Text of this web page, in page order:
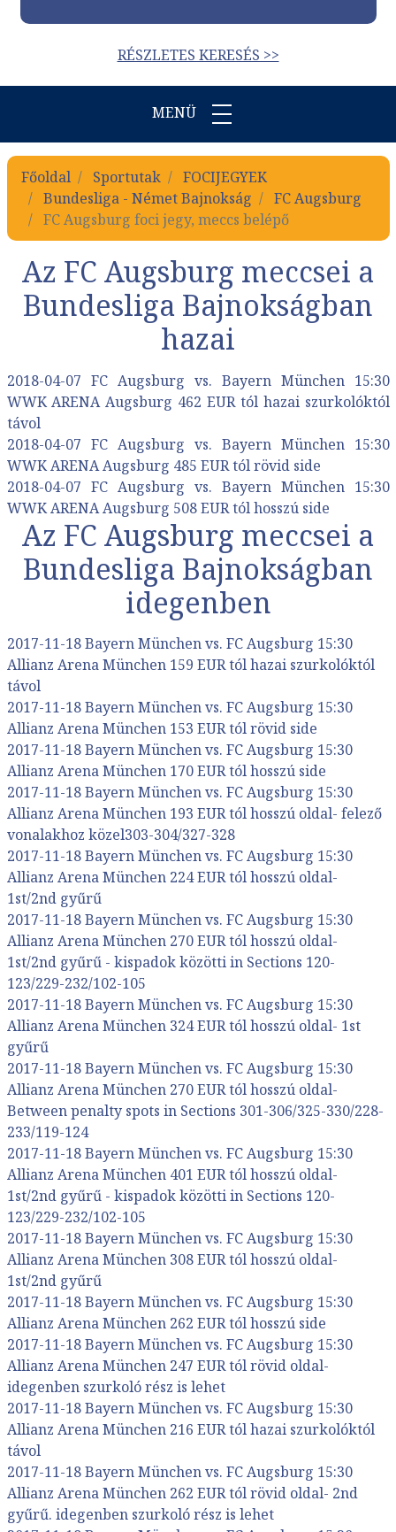
RÉSZLETES KERESÉS >>
MENÜ
Főoldal Sportutak
FOCIJEGYEK
Bundesliga - Német Bajnokság
FC Augsburg
FC Augsburg foci jegy, meccs belépő
Az FC Augsburg meccsei a
Bundesliga Bajnokságban
hazai
2018-04-07 FC Augsburg vs. Bayern München 15:30
WWK ARENA Augsburg 462 EUR tól hazai szurkolóktól
távol
2018-04-07 FC Augsburg vs. Bayern München 15:30
WWK ARENA Augsburg 485 EUR tól rövid side
2018-04-07 FC Augsburg vs. Bayern München 15:30
WWK ARENA Augsburg 508 EUR tól hosszú side
Az FC Augsburg meccsei a
Bundesliga Bajnokságban
idegenben
2017-11-18 Bayern München vs. FC Augsburg 15:30
Allianz Arena München 159 EUR tól hazai szurkolóktól
távol
2017-11-18 Bayern München vs. FC Augsburg 15:30
Allianz Arena München 153 EUR tól rövid side
2017-11-18 Bayern München vs. FC Augsburg 15:30
Allianz Arena München 170 EUR tól hosszú side
2017-11-18 Bayern München vs. FC Augsburg 15:30
Allianz Arena München 193 EUR tól hosszú oldal- felező
vonalakhoz közel303-304/327-328
2017-11-18 Bayern München vs. FC Augsburg 15:30
Allianz Arena München 224 EUR tól hosszú oldal-
1st/2nd gyűrű
2017-11-18 Bayern München vs. FC Augsburg 15:30
Allianz Arena München 270 EUR tól hosszú oldal-
1st/2nd gyűrű - kispadok közötti in Sections 120-
123/229-232/102-105
2017-11-18 Bayern München vs. FC Augsburg 15:30
Allianz Arena München 324 EUR tól hosszú oldal- 1st
gyűrű
2017-11-18 Bayern München vs. FC Augsburg 15:30
Allianz Arena München 270 EUR tól hosszú oldal-
Between penalty spots in Sections 301-306/325-330/228-
233/119-124
2017-11-18 Bayern München vs. FC Augsburg 15:30
Allianz Arena München 401 EUR tól hosszú oldal-
1st/2nd gyűrű - kispadok közötti in Sections 120-
123/229-232/102-105
2017-11-18 Bayern München vs. FC Augsburg 15:30
Allianz Arena München 308 EUR tól hosszú oldal-
1st/2nd gyűrű
2017-11-18 Bayern München vs. FC Augsburg 15:30
Allianz Arena München 262 EUR tól hosszú side
2017-11-18 Bayern München vs. FC Augsburg 15:30
Allianz Arena München 247 EUR tól rövid oldal-
idegenben szurkoló rész is lehet
2017-11-18 Bayern München vs. FC Augsburg 15:30
Allianz Arena München 216 EUR tól hazai szurkolóktól
távol
2017-11-18 Bayern München vs. FC Augsburg 15:30
Allianz Arena München 262 EUR tól rövid oldal- 2nd
gyűrű. idegenben szurkoló rész is lehet